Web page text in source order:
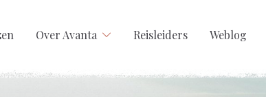
Over Avanta Reisleiders Weblog